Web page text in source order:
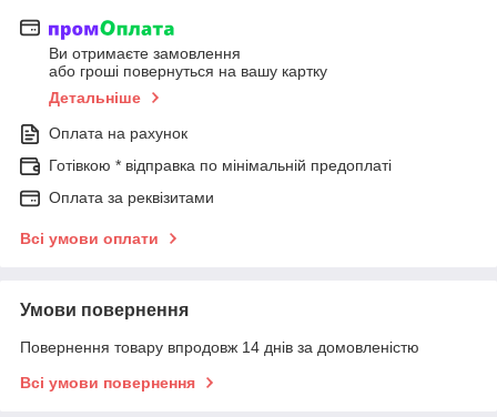
Ви отримаєте замовлення
або гроші повернуться на вашу картку
Детальніше
Оплата на рахунок
Готівкою * відправка по мінімальній предоплаті
Оплата за реквізитами
Всі умови оплати
Умови повернення
Повернення товару впродовж 14 днів за домовленістю
Всі умови повернення